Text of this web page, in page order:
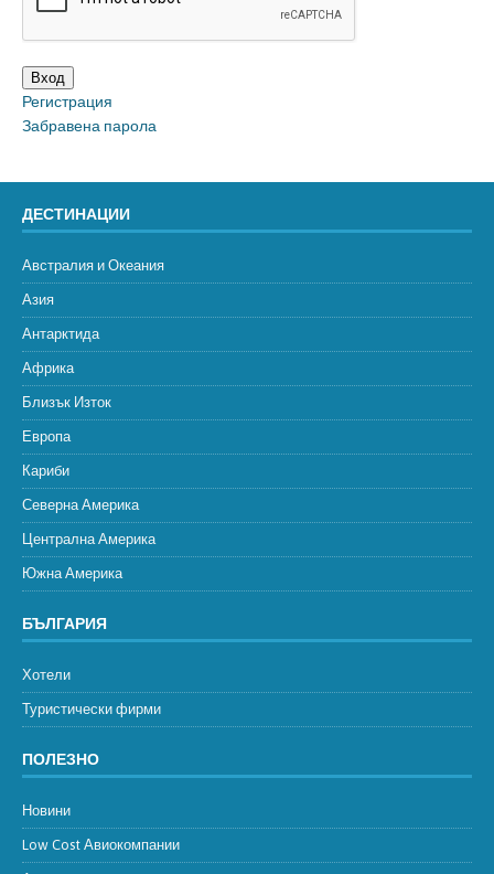
Вход
Регистрация
Забравена парола
ДЕСТИНАЦИИ
Австралия и Океания
Азия
Антарктида
Африка
Близък Изток
Европа
Кариби
Северна Америка
Централна Америка
Южна Америка
БЪЛГАРИЯ
Хотели
Туристически фирми
ПОЛЕЗНО
Новини
Low Cost Авиокомпании